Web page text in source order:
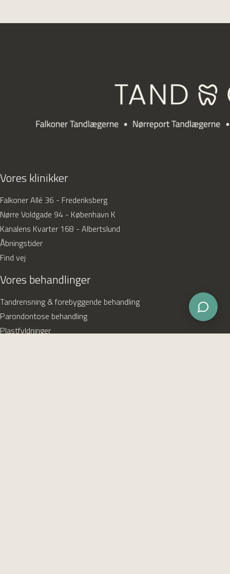
Vores klinikker
Falkoner Allé 36 - Frederiksberg
Nørre Voldgade 94 - København K
Kanalens Kvarter 168 - Albertslund
Åbningstider
Find vej
Vores behandlinger
Tandrensning & forebyggende behandling
Parondontose behandling
Plastfyldninger